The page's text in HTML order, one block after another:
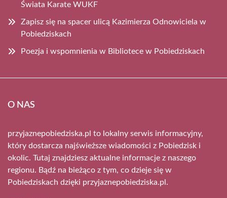
Świata Karate WUKF
Zapisz się na spacer ulicą Kazimierza Odnowiciela w
Pobiedziskach
Poezja i wspomnienia w Bibliotece w Pobiedziskach
O NAS
przyjaznepobiedziska.pl to lokalny serwis informacyjny,
który dostarcza najświeższe wiadomości z Pobiedzisk i
okolic. Tutaj znajdziesz aktualne informacje z naszego
regionu. Bądź na bieżąco z tym, co dzieje się w
Pobiedziskach dzięki przyjaznepobiedziska.pl.